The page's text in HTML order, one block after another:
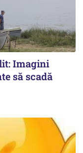
Imagini
să scadă